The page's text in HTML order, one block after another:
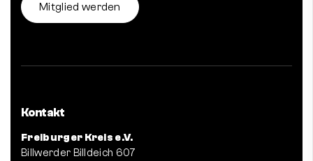
Mitglied werden
Kontakt
Freiburger Kreis e.V.
Billwerder Billdeich 607